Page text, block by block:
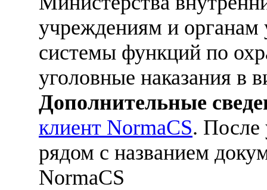
учреждениям и органам
системы функций по
уголовные наказания в
Дополнительные
клиент NormaCS. После
рядом с названием
NormaCS